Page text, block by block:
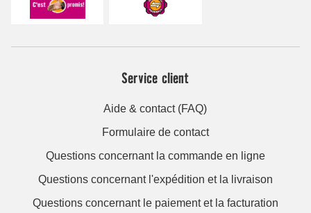
Service client
Aide & contact (FAQ)
Formulaire de contact
Questions concernant la commande en ligne
Questions concernant l'expédition et la livraison
Questions concernant le paiement et la facturation